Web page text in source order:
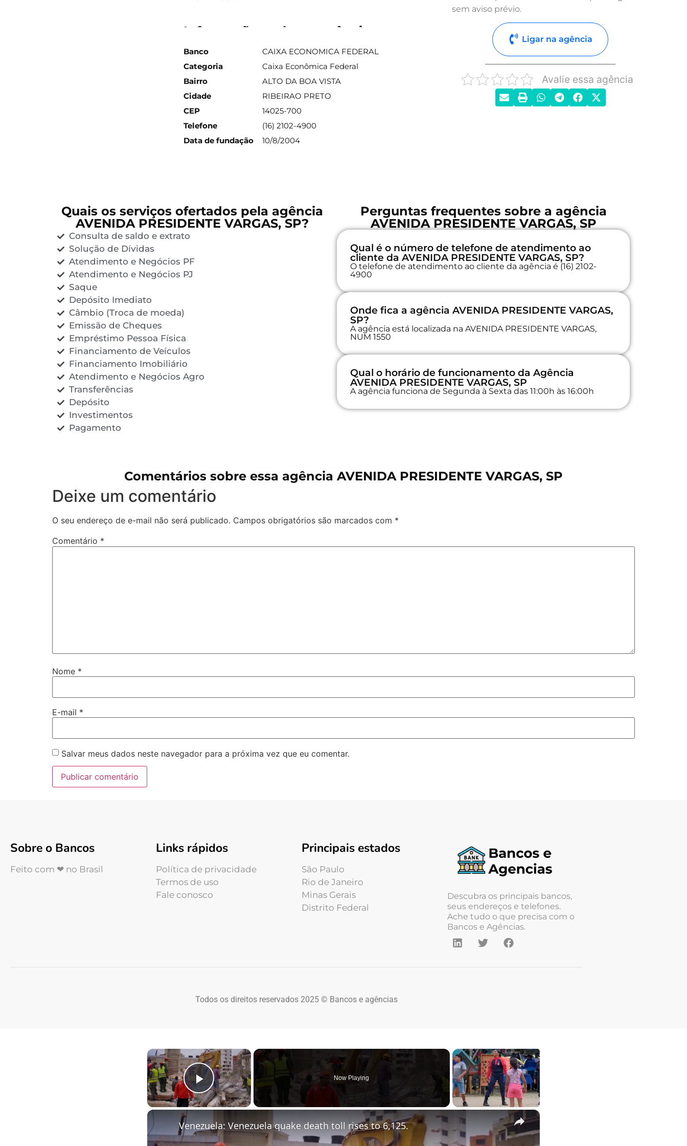
Informações sobre a agência
Banco
CAIXA ECONOMICA FEDERAL
Categoria
Caixa Econômica Federal
Bairro
ALTO DA BOA VISTA
Cidade
RIBEIRAO PRETO
CEP
14025-700
Telefone
(16) 2102-4900
Data de fundação
10/8/2004
sem aviso prévio.
Ligar na agência
Avalie essa agência
Quais os serviços ofertados pela agência
AVENIDA PRESIDENTE VARGAS, SP?
Consulta de saldo e extrato
Solução de Dívidas
Atendimento e Negócios PF
Atendimento e Negócios PJ
Saque
Depósito Imediato
Câmbio (Troca de moeda)
Emissão de Cheques
Empréstimo Pessoa Física
Financiamento de Veículos
Financiamento Imobiliário
Atendimento e Negócios Agro
Transferências
Depósito
Investimentos
Pagamento
Perguntas frequentes sobre a agência
AVENIDA PRESIDENTE VARGAS, SP
Qual é o número de telefone de atendimento ao
cliente da AVENIDA PRESIDENTE VARGAS, SP?
O telefone de atendimento ao cliente da agência é (16) 2102-
4900
Onde fica a agência AVENIDA PRESIDENTE VARGAS,
SP?
A agência está localizada na AVENIDA PRESIDENTE VARGAS,
NUM 1550
Qual o horário de funcionamento da Agência
AVENIDA PRESIDENTE VARGAS, SP
A agência funciona de Segunda à Sexta das 11:00h às 16:00h
Comentários sobre essa agência AVENIDA PRESIDENTE VARGAS, SP
Deixe um comentário
O seu endereço de e-mail não será publicado. Campos obrigatórios são marcados com *
Comentário *
Nome *
E-mail *
Salvar meus dados neste navegador para a próxima vez que eu comentar.
Sobre o Bancos
Feito com ❤ no Brasil
Links rápidos
Política de privacidade
Termos de uso
Fale conosco
Principais estados
São Paulo
Rio de Janeiro
Minas Gerais
Distrito Federal
Descubra os principais bancos,
seus endereços e telefones.
Ache tudo o que precisa com o
Bancos e Agências.
Todos os direitos reservados 2025 © Bancos e agências
×
Play Video
Now Playing
×
Venezuela: Venezuela quake death toll rises to 6,125.